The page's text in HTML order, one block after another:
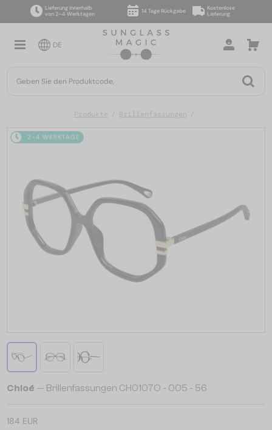
Lieferung innerhalb
von 2–4 Werktagen
14 Tage Rückgabe
Kostenlose
Lieferung
DE
Produkte Brillenfassungen
2-4 WERKTAGE
Chloé — Brillenfassungen CH0107O - 005 - 56
184 EUR